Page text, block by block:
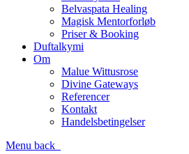
Belvaspata Healing
Magisk Mentorforløb
Priser & Booking
Duftalkymi
Om
Malue Wittusrose
Divine Gateways
Referencer
Kontakt
Handelsbetingelser
Menu back